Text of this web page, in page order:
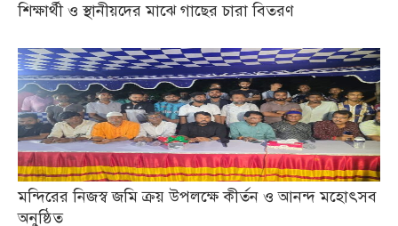
শিক্ষার্থী ও স্থানীয়দের মাঝে গাছের চারা বিতরণ
মন্দিরের নিজস্ব জমি ক্রয় উপলক্ষে কীর্তন ও আনন্দ মহোৎসব
অনুষ্ঠিত